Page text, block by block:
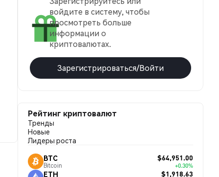
войдите в систему, чтобы
просмотреть больше
информации о
криптовалютах.
Зарегистрироваться/Войти
Рейтинг криптовалют
Тренды
Новые
Лидеры роста
BTC
Bitcoin
$64,951.00
+0.30%
ETH $1,918.63